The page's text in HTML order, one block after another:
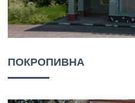
ПОКРОПИВНА